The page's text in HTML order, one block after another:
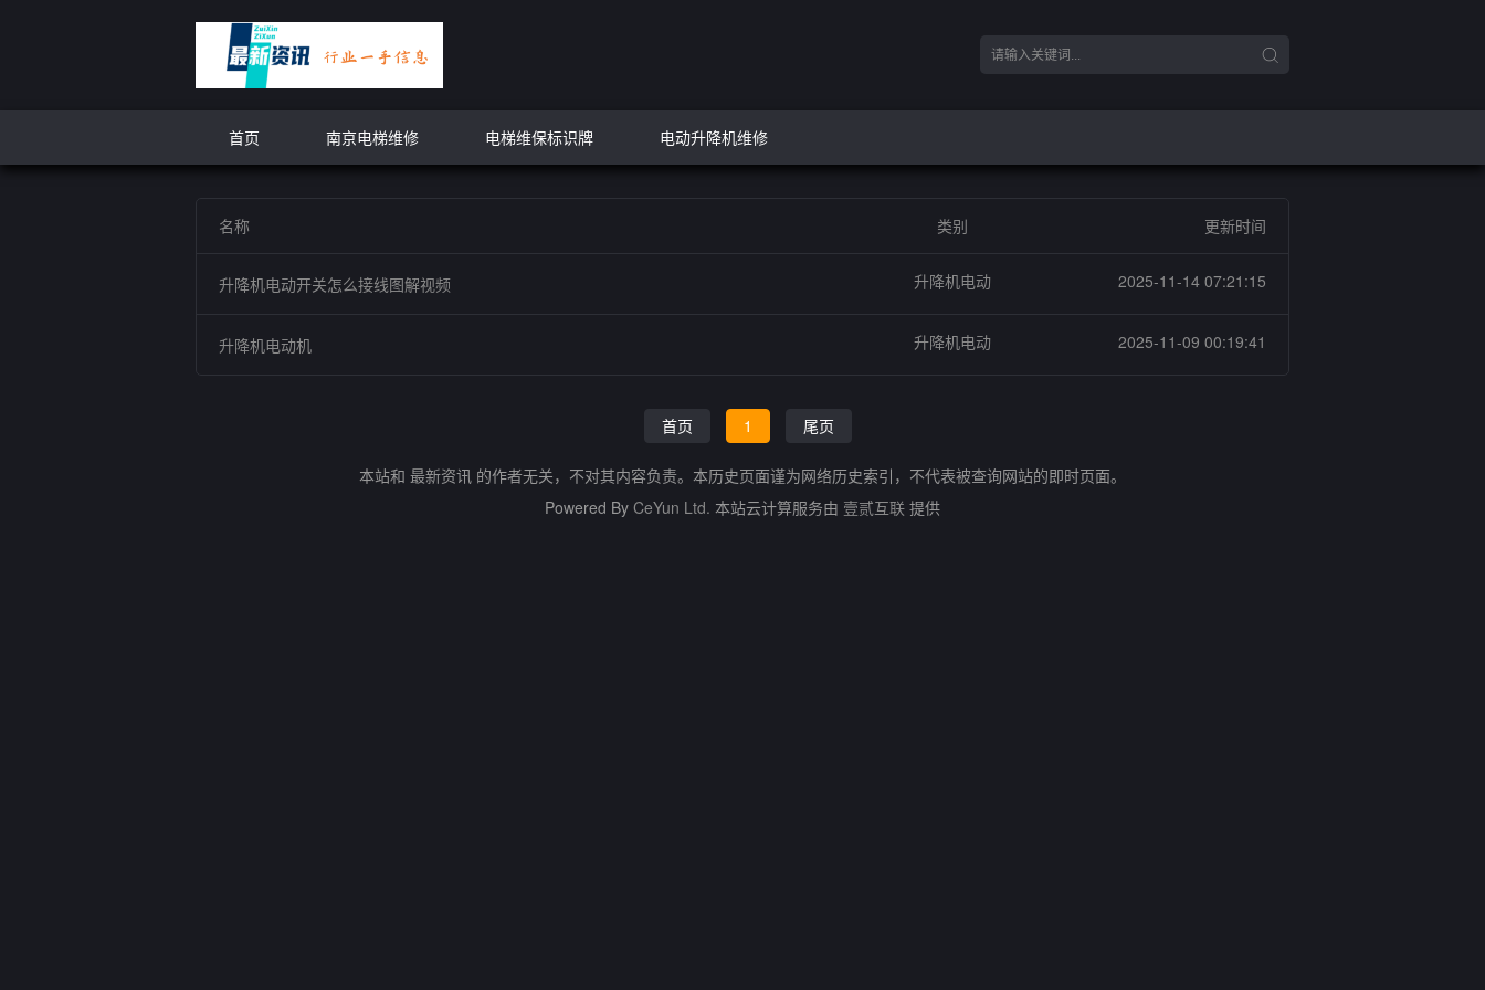
首页 南京电梯维修 电梯维保标识牌 电动升降机维修
名称 类别 更新时间
升降机电动开关怎么接线图解视频 升降机电动 2025-11-14 07:21:15
升降机电动机 升降机电动 2025-11-09 00:19:41
首页 1 尾页
本站和 最新资讯 的作者无关，不对其内容负责。本历史页面谨为网络历史索引，不代表被查询网站的即时页面。
Powered By CeYun Ltd. 本站云计算服务由 壹贰互联 提供